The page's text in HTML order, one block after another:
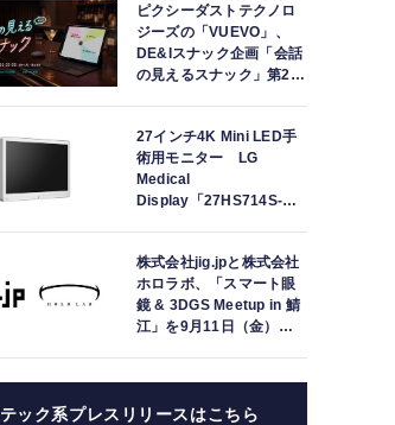
ピクシーダストテクノロ
ジーズの「VUEVO」、
DE&Iスナック企画「会話
の見えるスナック」第2回
クに戻れた」
27インチ4K Mini LED手
術用モニター LG
Medical
Display「27HS714S-
株式会社jig.jpと株式会社
ホロラボ、「スマート眼
鏡 & 3DGS Meetup in 鯖
江」を9月11日（金）に
テック系プレスリリースはこちら